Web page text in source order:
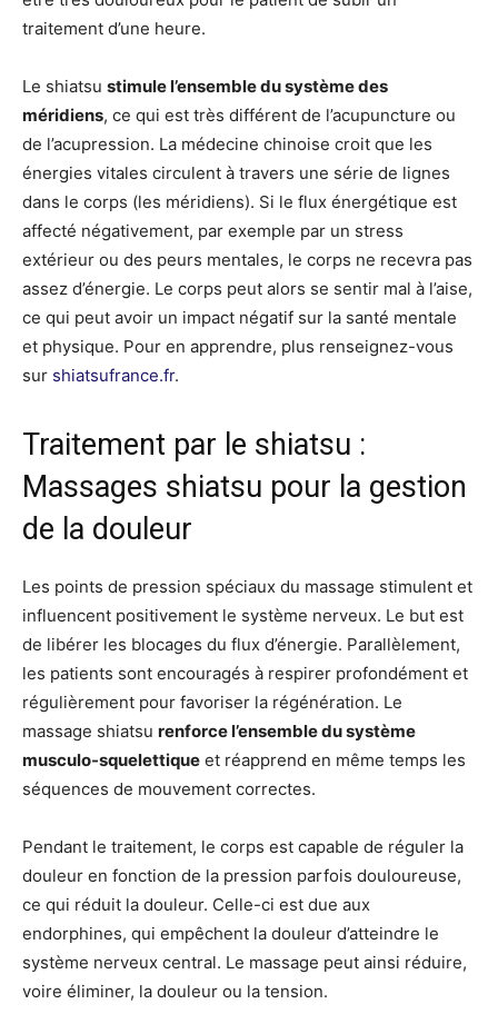
traitement d’une heure.
Le shiatsu stimule l’ensemble du système des
méridiens, ce qui est très différent de l’acupuncture ou
de l’acupression. La médecine chinoise croit que les
énergies vitales circulent à travers une série de lignes
dans le corps (les méridiens). Si le flux énergétique est
affecté négativement, par exemple par un stress
extérieur ou des peurs mentales, le corps ne recevra pas
assez d’énergie. Le corps peut alors se sentir mal à l’aise,
ce qui peut avoir un impact négatif sur la santé mentale
et physique. Pour en apprendre, plus renseignez-vous
sur shiatsufrance.fr.
Traitement par le shiatsu :
Massages shiatsu pour la gestion
de la douleur
Les points de pression spéciaux du massage stimulent et
influencent positivement le système nerveux. Le but est
de libérer les blocages du flux d’énergie. Parallèlement,
les patients sont encouragés à respirer profondément et
régulièrement pour favoriser la régénération. Le
massage shiatsu renforce l’ensemble du système
musculo-squelettique et réapprend en même temps les
séquences de mouvement correctes.
Pendant le traitement, le corps est capable de réguler la
douleur en fonction de la pression parfois douloureuse,
ce qui réduit la douleur. Celle-ci est due aux
endorphines, qui empêchent la douleur d’atteindre le
système nerveux central. Le massage peut ainsi réduire,
voire éliminer, la douleur ou la tension.